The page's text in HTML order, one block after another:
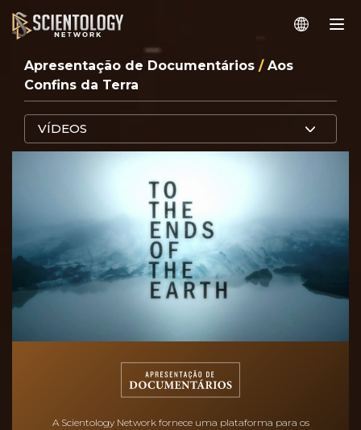
Apresentação de Documentários / Aos
Confins da Terra
VÍDEOS
A Scientology Network fornece uma plataforma para os